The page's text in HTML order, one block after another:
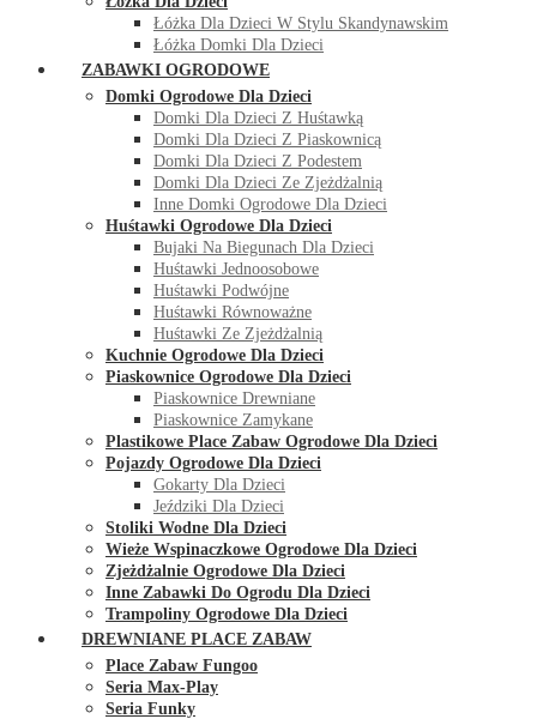
Łóżka Dla Dzieci W Stylu Skandynawskim
Łóżka Domki Dla Dzieci
ZABAWKI OGRODOWE
Domki Ogrodowe Dla Dzieci
Domki Dla Dzieci Z Huśtawką
Domki Dla Dzieci Z Piaskownicą
Domki Dla Dzieci Z Podestem
Domki Dla Dzieci Ze Zjeżdżalnią
Inne Domki Ogrodowe Dla Dzieci
Huśtawki Ogrodowe Dla Dzieci
Bujaki Na Biegunach Dla Dzieci
Huśtawki Jednoosobowe
Huśtawki Podwójne
Huśtawki Równoważne
Huśtawki Ze Zjeżdżalnią
Kuchnie Ogrodowe Dla Dzieci
Piaskownice Ogrodowe Dla Dzieci
Piaskownice Drewniane
Piaskownice Zamykane
Plastikowe Place Zabaw Ogrodowe Dla Dzieci
Pojazdy Ogrodowe Dla Dzieci
Gokarty Dla Dzieci
Jeździki Dla Dzieci
Stoliki Wodne Dla Dzieci
Wieże Wspinaczkowe Ogrodowe Dla Dzieci
Zjeżdżalnie Ogrodowe Dla Dzieci
Inne Zabawki Do Ogrodu Dla Dzieci
Trampoliny Ogrodowe Dla Dzieci
DREWNIANE PLACE ZABAW
Place Zabaw Fungoo
Seria Max-Play
Seria Funky